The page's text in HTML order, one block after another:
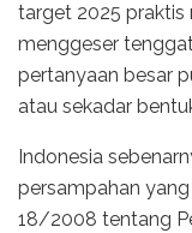
target 2025 praktis
menggeser
pertanyaan besar
atau sekadar
Indonesia
persampahan
18/2008 tentang